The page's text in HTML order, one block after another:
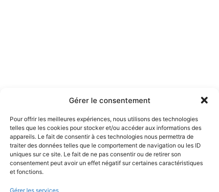
Gérer le consentement
Pour offrir les meilleures expériences, nous utilisons des technologies
telles que les cookies pour stocker et/ou accéder aux informations des
appareils. Le fait de consentir à ces technologies nous permettra de
traiter des données telles que le comportement de navigation ou les ID
uniques sur ce site. Le fait de ne pas consentir ou de retirer son
consentement peut avoir un effet négatif sur certaines caractéristiques
et fonctions.
Gérer les services